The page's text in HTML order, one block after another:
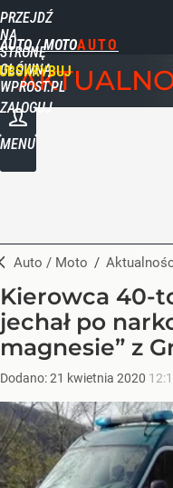
PRZEJDŹ
NA
STRONĘ
GŁÓWNĄ
WPROST.PL
AUTO / MOTO
ZALOGUJ
MENU
Auto / Moto /
Kierowca 40-
jechał po
magnesie” z
Dodano:21 kwietnia 2020